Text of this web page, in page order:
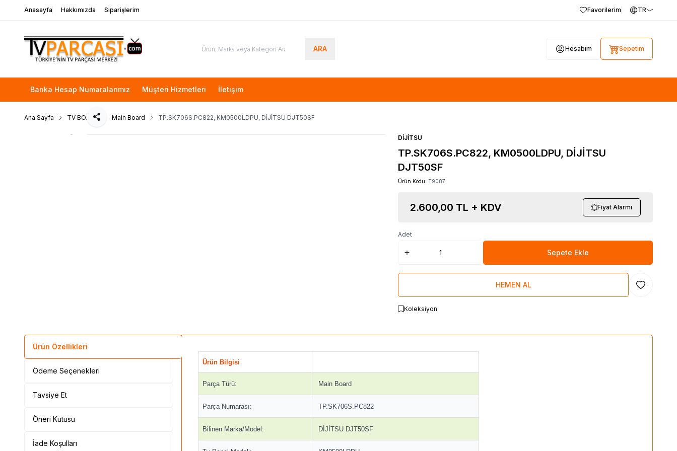
Anasayfa Hakkımızda Siparişlerim Favorilerim TR
ARA Hesabım Sepetim
Banka Hesap Numaralarımız Müşteri Hizmetleri İletişim
Ana Sayfa TV BOARD Main Board TP.SK706S.PC822, KM0500LDPU, DİJİTSU DJT50SF
Paylaş
DİJİTSU
TP.SK706S.PC822, KM0500LDPU, DİJİTSU
DJT50SF
Ürün Kodu: T9087
2.600,00 TL + KDV Fiyat Alarmı
Adet
Sepete Ekle
HEMEN AL Favoriye
Koleksiyon
Ürün Özellikleri
Ödeme Seçenekleri
Tavsiye Et
Öneri Kutusu
İade Koşulları
Ürün Bilgisi
Parça Türü: Main Board
Parça Numarası: TP.SK706S.PC822
Bilinen Marka/Model: DİJİTSU DJT50SF